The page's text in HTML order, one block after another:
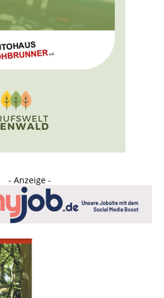
- Anzeige -